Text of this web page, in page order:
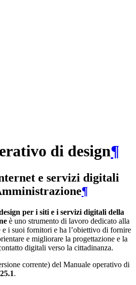
di design¶
e servizi digitali
¶
per i siti e i servizi digitali della
è uno strumento di lavoro dedicato alla
i suoi fornitori e ha l’obiettivo di fornire
e migliorare la progettazione e la
digitali verso la cittadinanza.
corrente) del Manuale operativo di
.